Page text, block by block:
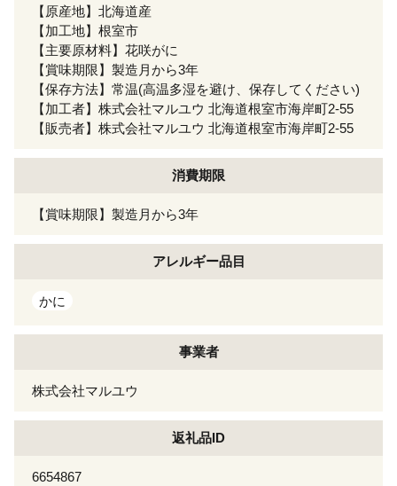
【原産地】北海道産
【加工地】根室市
【主要原材料】花咲がに
【賞味期限】製造月から3年
【保存方法】常温(高温多湿を避け、保存してください)
【加工者】株式会社マルユウ 北海道根室市海岸町2-55
【販売者】株式会社マルユウ 北海道根室市海岸町2-55
消費期限
【賞味期限】製造月から3年
アレルギー品目
かに
事業者
株式会社マルユウ
返礼品ID
6654867